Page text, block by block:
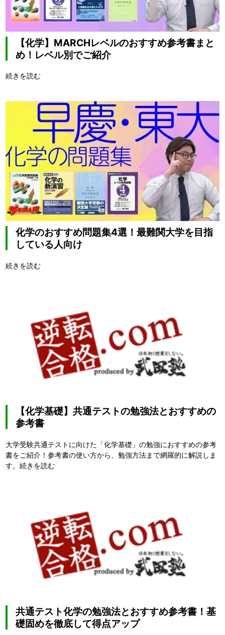
【化学】MARCHレベルのおすすめ参考書まと
め！レベル別でご紹介
続きを読む
化学のおすすめ問題集4選！最難関大学を目指
している人向け
続きを読む
【化学基礎】共通テストの勉強法とおすすめの
参考書
大学受験共通テストに向けた「化学基礎」の勉強におすすめの参考
書をご紹介！参考書の使い方から、勉強方法まで網羅的に解説しま
す。続きを読む
共通テスト化学の勉強法とおすすめ参考書！基
礎固めを徹底して得点アップ